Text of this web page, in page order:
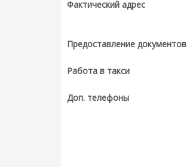
Фактический адрес
Предоставление документов
Работа в такси
Доп. телефоны